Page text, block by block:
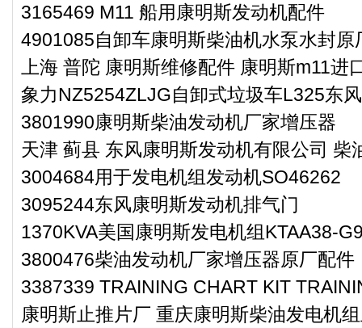
3165469 M11 船用康明斯发动机配件
4901085自卸车康明斯柴油机水泵水封原
上海 普陀 康明斯维修配件 康明斯m11
象力NZ5254ZLJG自卸式垃圾车L325东
3801990康明斯柴油发动机厂家增压器
天津 蓟县 东风康明斯发动机有限公司 柴
3004684用于发电机组发动机SO46262
3095244东风康明斯发动机排气门
1370KVA美国康明斯发电机组KTAA38-
3800476柴油发动机厂家增压器原厂配件
3387339 TRAINING CHART KIT
康明斯止推片厂 重庆康明斯柴油发电机